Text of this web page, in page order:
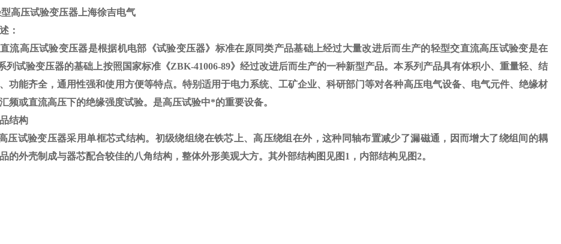
高压试验变压器上海徐吉电气
：
流高压试验变压器是根据机电部《试验变压器》标准在原同类产品基础上经过大量改进后而生产的轻型交直流高压试验变是在
列试验变压器的基础上按照国家标准《ZBK-41006-89》经过改进后而生产的一种新型产品。本系列产品具有体积小、重量轻、结
功能齐全，通用性强和使用方便等特点。特别适用于电力系统、工矿企业、科研部门等对各种高压电气设备、电气元件、绝缘材
频或直流高压下的绝缘强度试验。是高压试验中*的重要设备。
结构
压试验变压器采用单框芯式结构。初级绕组绕在铁芯上、高压绕组在外，这种同轴布置减少了漏磁通，因而增大了绕组间的耦
的外壳制成与器芯配合较佳的八角结构，整体外形美观大方。其外部结构图见图 1 ，内部结构见图2。